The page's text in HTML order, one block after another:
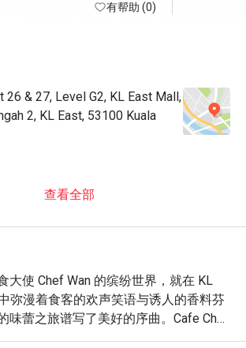
有帮助 (0)
26 & 27, Level G2, KL East Mall,
2, KL East, 53100 Kuala
查看全部
大使 Chef Wan 的缤纷世界，就在 KL
弥漫着食客的欢声笑语与诱人的香料芬
味蕾之旅谱写了美好的序曲。Cafe Chef
餐厅；它更像一本生动的旅行日志，一